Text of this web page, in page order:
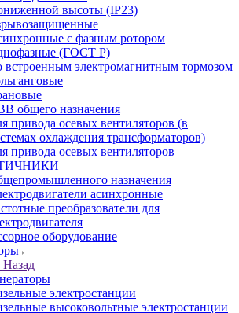
высоты (IP23)
с фазным ротором
(ГОСТ Р)
встроенным электромагнитным тормозом
общего назначения
привода осевых вентиляторов (в
охлаждения трансформаторов)
привода осевых вентиляторов
назначения
асинхронные
преобразователи для
оборудование
Назад
электростанции
высоковольтные электростанции